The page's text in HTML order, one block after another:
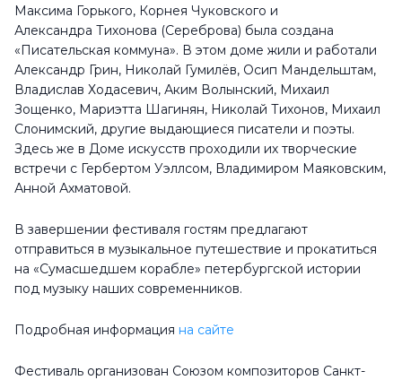
Максима Горького, Корнея Чуковского и
Александра Тихонова (Сереброва) была создана
«Писательская коммуна». В этом доме жили и работали
Александр Грин, Николай Гумилёв, Осип Мандельштам,
Владислав Ходасевич, Аким Волынский, Михаил
Зощенко, Мариэтта Шагинян, Николай Тихонов, Михаил
Слонимский, другие выдающиеся писатели и поэты.
Здесь же в Доме искусств проходили их творческие
встречи с Гербертом Уэллсом, Владимиром Маяковским,
Анной Ахматовой.
В завершении фестиваля гостям предлагают
отправиться в музыкальное путешествие и прокатиться
на «Сумасшедшем корабле» петербургской истории
под музыку наших современников.
Подробная информация на сайте
Фестиваль организован Союзом композиторов Санкт-